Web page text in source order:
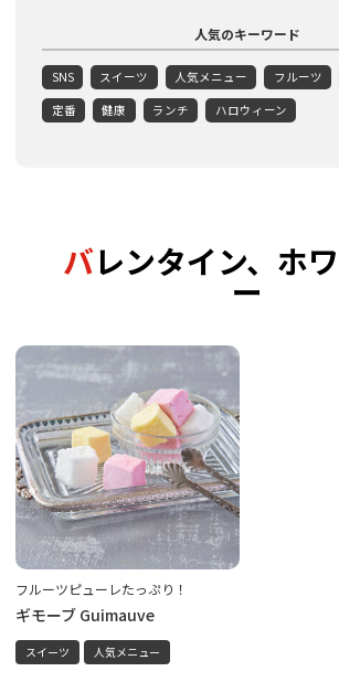
人気のキーワード
SNS スイーツ 人気メニュー フルーツ
定番 健康 ランチ ハロウィーン
バレンタイン、ホワイトデ
ー
フルーツピューレたっぷり！
ギモーブ Guimauve
スイーツ 人気メニュー